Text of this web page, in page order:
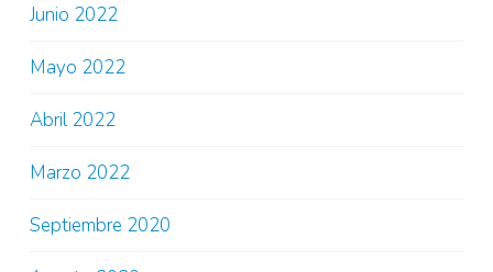
Junio 2022
Mayo 2022
Abril 2022
Marzo 2022
Septiembre 2020